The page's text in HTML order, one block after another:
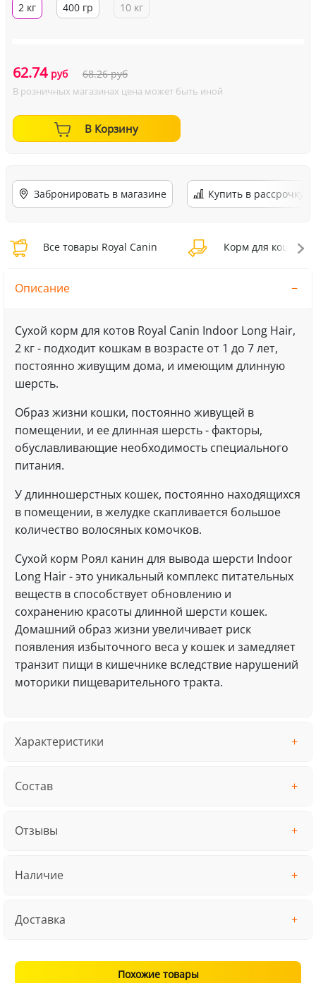
2 кг 400 гр 10 кг
62.74 руб 68.26руб
В розничных магазинах цена может быть иной
В Корзину
Забронировать в магазине Купить в рассрочку
Все товары Royal Canin Корм для кошек
Описание
Сухой корм для котов Royal Canin Indoor Long Hair,
2 кг - подходит кошкам в возрасте от 1 до 7 лет,
постоянно живущим дома, и имеющим длинную
шерсть.
Образ жизни кошки, постоянно живущей в
помещении, и ее длинная шерсть - факторы,
обуславливающие необходимость специального
питания.
У длинношерстных кошек, постоянно находящихся
в помещении, в желудке скапливается большое
количество волосяных комочков.
Сухой корм Роял канин для вывода шерсти Indoor
Long Hair - это уникальный комплекс питательных
веществ в способствует обновлению и
сохранению красоты длинной шерсти кошек.
Домашний образ жизни увеличивает риск
появления избыточного веса у кошек и замедляет
транзит пищи в кишечнике вследствие нарушений
моторики пищеварительного тракта.
Характеристики
Состав
Отзывы
Наличие
Доставка
Похожие товары